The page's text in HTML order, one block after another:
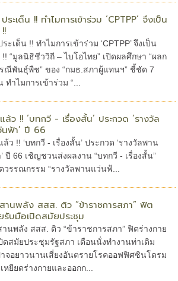
ระเด็น !! ทำไมการเข้าร่วม ‘CPTPP’ จึงเป็น
ระเด็น !! ทำไมการเข้าร่วม ‘CPTPP’ จึงเป็น
“มูลนิธิชีววิถี – ไบโอไทย” เปิดผลศึกษา “ผลก
ณีพันธุ์พืช” ของ “กมธ.สภาผู้แทนฯ” ชี้ชัด 7
ทำไมการเข้าร่วม “...
ล้ว !! ‘บทกวี - เรื่องสั้น’ ประกวด ‘รางวัล
ฟ้า’ ปี 66
ล้ว !! ‘บทกวี - เรื่องสั้น’ ประกวด ‘รางวัลพาน
ปี 66 เชิญชวนส่งผลงาน “บทกวี - เรื่องสั้น”
วรรณกรรม “รางวัลพานแว่นฟ้...
านพลัง สสส. ติว “ข้าราชการสภา” ฟิต
รับมือเปิดสมัยประชุม
านพลัง สสส. ติว “ข้าราชการสภา” ฟิตร่างกาย
ดสมัยประชุมรัฐสภา เตือนนั่งทำงานท่าเดิม
าจอยาวนานเสี่ยงอันตรายโรคออฟฟิศซินโดรม
หยียดร่างกายและออกก...